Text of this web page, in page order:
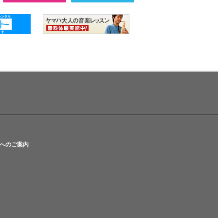
のご案内